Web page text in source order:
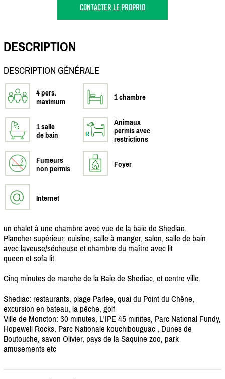
CONTACTER LE PROPRIO
DESCRIPTION
DESCRIPTION GÉNÉRALE
4 pers.
maximum
1 chambre
1 salle
de bain
Animaux
permis avec
restrictions
Fumeurs
non permis
Foyer
Internet
un chalet à une chambre avec vue de la baie de Shediac.
Plancher supérieur: cuisine, salle à manger, salon, salle de bain
avec laveuse/sécheuse et chambre du maître avec lit
queen et sofa lit.
Cinq minutes de marche de la Baie de Shediac, et centre ville.
Shediac: restaurants, plage Parlee, quai du Point du Chêne,
excursion en bateau, la pêche, golf
Ville de Moncton: 30 minutes, L'IPE 45 minites, Parc National Fundy,
Hopewell Rocks, Parc Nationale kouchibouguac , Dunes de
Boutouche, savon Olivier, pays de la Saquine zoo, park
amusements etc